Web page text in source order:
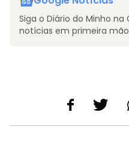
Siga o Diário do Minho na
notícias em primeira